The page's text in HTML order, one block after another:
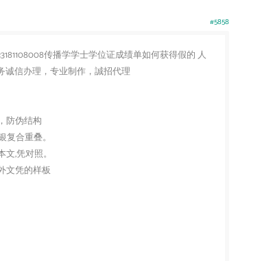
#5858
传播学学士学位证成绩单如何获得假的 人
诚信办理，专业制作，誠招代理
防伪结构
合重叠。
,凭对照。
文凭的样板